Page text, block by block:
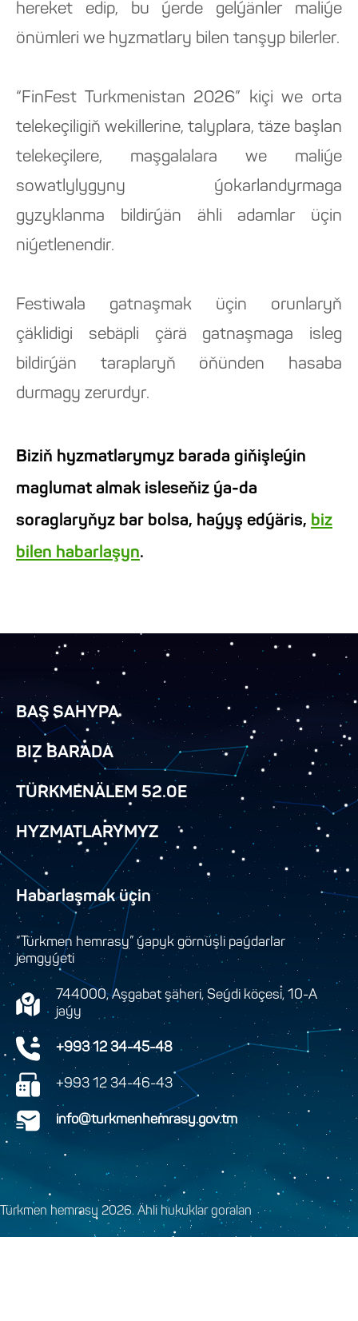
hereket edip, bu ýerde gelýänler maliýe
önümleri we hyzmatlary bilen tanşyp bilerler.
“FinFest Turkmenistan 2026” kiçi we orta
telekeçiligiň wekillerine, talyplara, täze başlan
telekeçilere, maşgalalara we maliýe
sowatlylygyny ýokarlandyrmaga
gyzyklanma bildirýän ähli adamlar üçin
niýetlenendir.
Festiwala gatnaşmak üçin orunlaryň
çäklidigi sebäpli çärä gatnaşmaga isleg
bildirýän taraplaryň öňünden hasaba
durmagy zerurdyr.
Biziň hyzmatlarymyz barada giňişleýin
maglumat almak isleseňiz ýa-da
soraglaryňyz bar bolsa, haýyş edýäris, biz
bilen habarlaşyn.
BAŞ SAHYPA
BIZ BARADA
TÜRKMENÄLEM 52.0E
HYZMATLARYMYZ
Habarlaşmak üçin
“Türkmen hemrasy” ýapyk görnüşli paýdarlar
jemgyýeti
744000, Aşgabat şäheri, Seýdi köçesi, 10-A
jaýy
+993 12 34-45-48
+993 12 34-46-43
info@turkmenhemrasy.gov.tm
Türkmen hemrasy 2026. Ähli hukuklar goralan